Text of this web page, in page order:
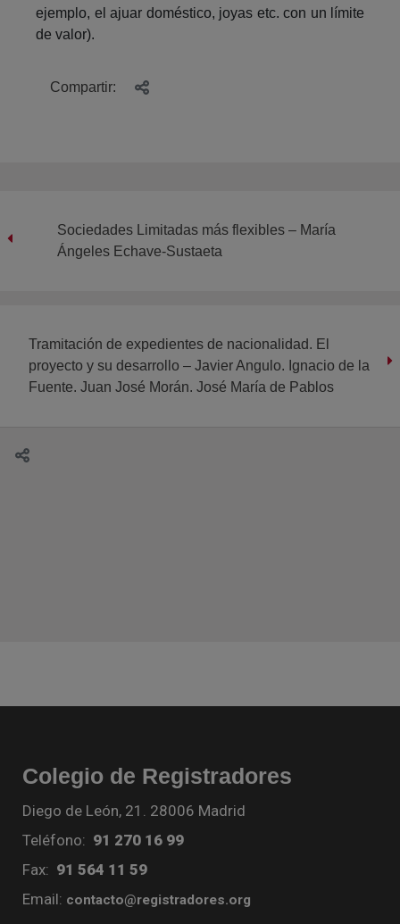
ejemplo, el ajuar doméstico, joyas etc. con un límite
de valor).
Compartir:
Sociedades Limitadas más flexibles – María
Ángeles Echave-Sustaeta
Tramitación de expedientes de nacionalidad. El
proyecto y su desarrollo – Javier Angulo. Ignacio de la
Fuente. Juan José Morán. José María de Pablos
Colegio de Registradores
Diego de León, 21. 28006 Madrid
Teléfono: 91 270 16 99
Fax: 91 564 11 59
Email: contacto@registradores.org